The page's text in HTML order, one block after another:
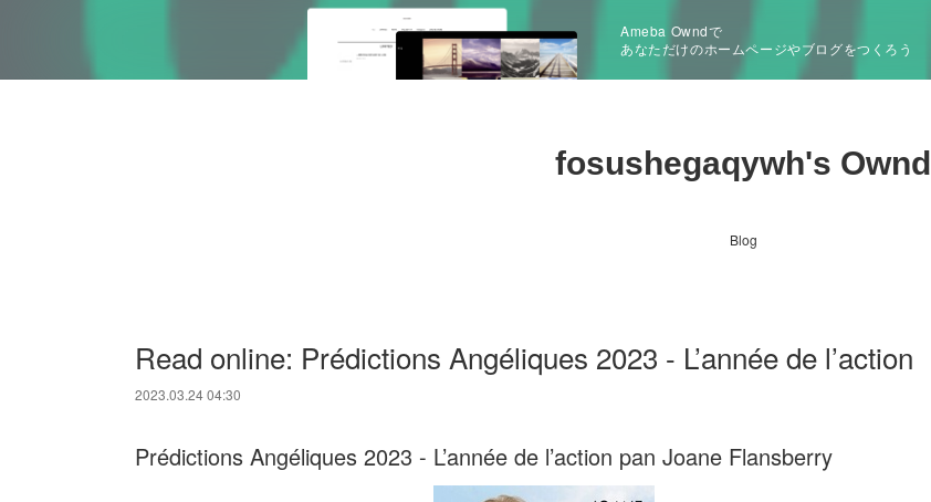
Ameba Owndで
あなただけのホームページやブログをつくろう
fosushegaqywh's Ownd
Blog
Read online: Prédictions Angéliques 2023 - L’année de l’action
2023.03.24 04:30
Prédictions Angéliques 2023 - L’année de l’action pan Joane Flansberry